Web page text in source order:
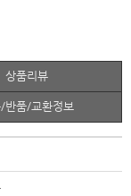
상품리뷰
반품/교환정보